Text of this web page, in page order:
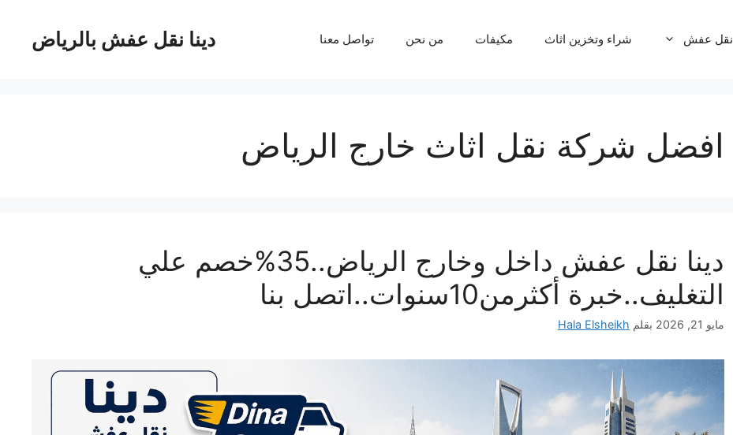
دينا نقل عفش بالرياض نقل عفش شراء وتخزين اثاث مكيفات من نحن تواصل معنا
افضل شركة نقل اثاث خارج الرياض
دينا نقل عفش داخل وخارج الرياض..35%خصم علي
التغليف..خبرة أكثرمن10سنوات..اتصل بنا
مايو 21, 2026 بقلم Hala Elsheikh